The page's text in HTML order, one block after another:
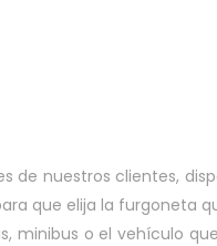
de nuestros clientes,
que elija la furgoneta
minibus o el vehículo